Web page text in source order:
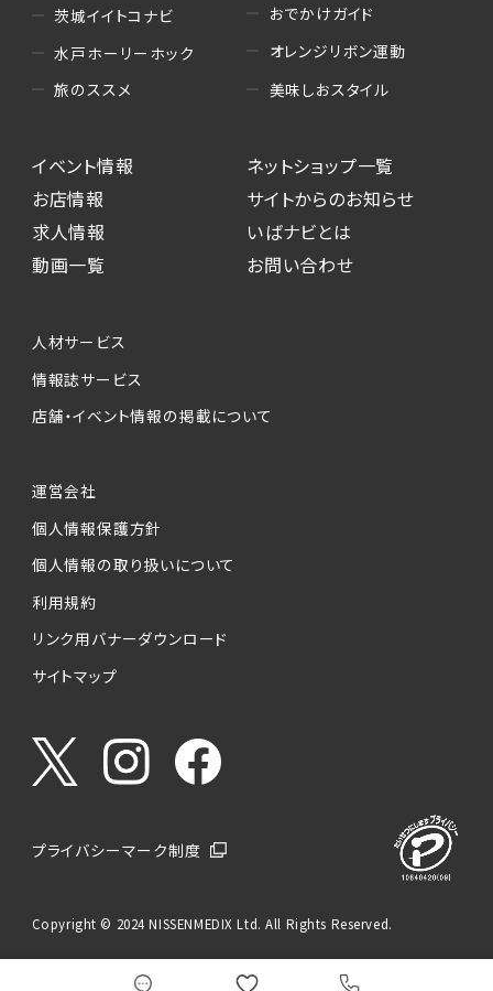
茨城イイトコナビ
水戸ホーリーホック
旅のススメ
おでかけガイド
オレンジリボン運動
美味しおスタイル
イベント情報
お店情報
求人情報
動画一覧
ネットショップ一覧
サイトからのお知らせ
いばナビとは
お問い合わせ
人材サービス
情報誌サービス
店舗・イベント情報の掲載について
運営会社
個人情報保護方針
個人情報の取り扱いについて
利用規約
リンク用バナーダウンロード
サイトマップ
プライバシーマーク制度
Copyright © 2024 NISSENMEDIX Ltd. All Rights Reserved.